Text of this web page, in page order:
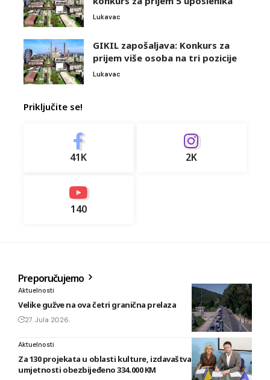
Lukavac
GIKIL zapošaljava: Konkurs za
prijem više osoba na tri pozicije
Lukavac
Priključite se!
41K 2K
140
Preporučujemo
Aktuelnosti
Velike gužve na ova četri granična prelaza
27. Jula 2026.
Aktuelnosti
Za 130 projekata u oblasti kulture, izdavaštva i filmske
umjetnosti obezbijeđeno 334.000 KM